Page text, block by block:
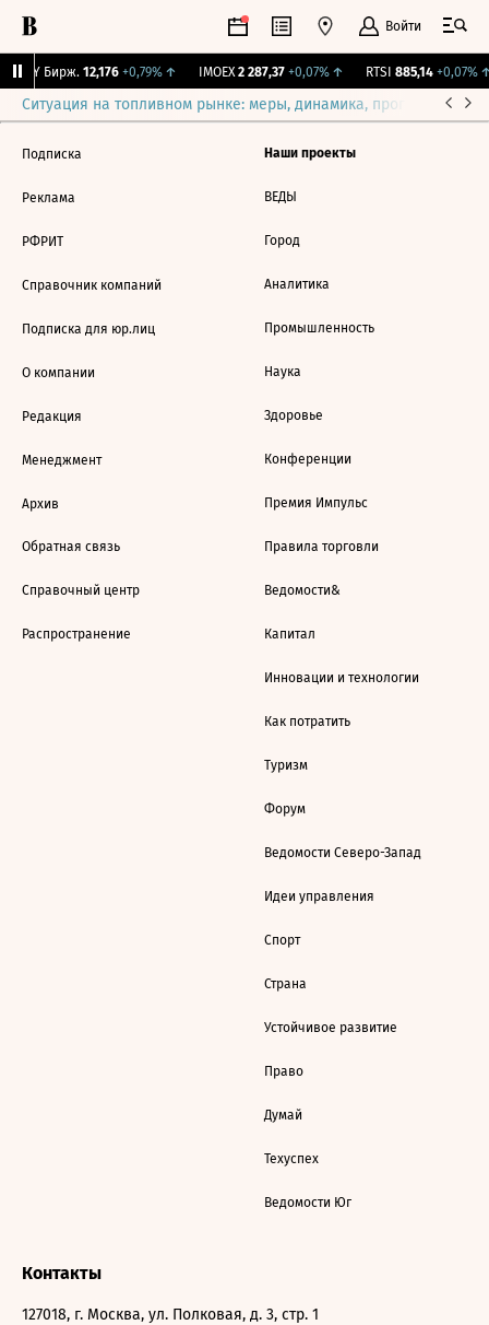
Войти
CNY Бирж. 12,176 +0,79%↑ IMOEX 2 287,37 +0,07%↑ RTSI 885,14 +0,07%↑
Ситуация на топливном рынке: меры, динамика, прогнозы
Подписка
Реклама
РФРИТ
Справочник компаний
Подписка для юр.лиц
О компании
Редакция
Менеджмент
Архив
Обратная связь
Справочный центр
Распространение
Наши проекты
ВЕДЫ
Город
Аналитика
Промышленность
Наука
Здоровье
Конференции
Премия Импульс
Правила торговли
Ведомости&
Капитал
Инновации и технологии
Как потратить
Туризм
Форум
Ведомости Северо-Запад
Идеи управления
Спорт
Страна
Устойчивое развитие
Право
Думай
Техуспех
Ведомости Юг
Контакты
127018, г. Москва, ул. Полковая, д. 3, стр. 1